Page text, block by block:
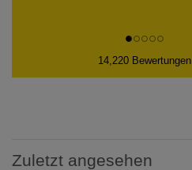
14,220 Bewertungen
Zuletzt angesehen